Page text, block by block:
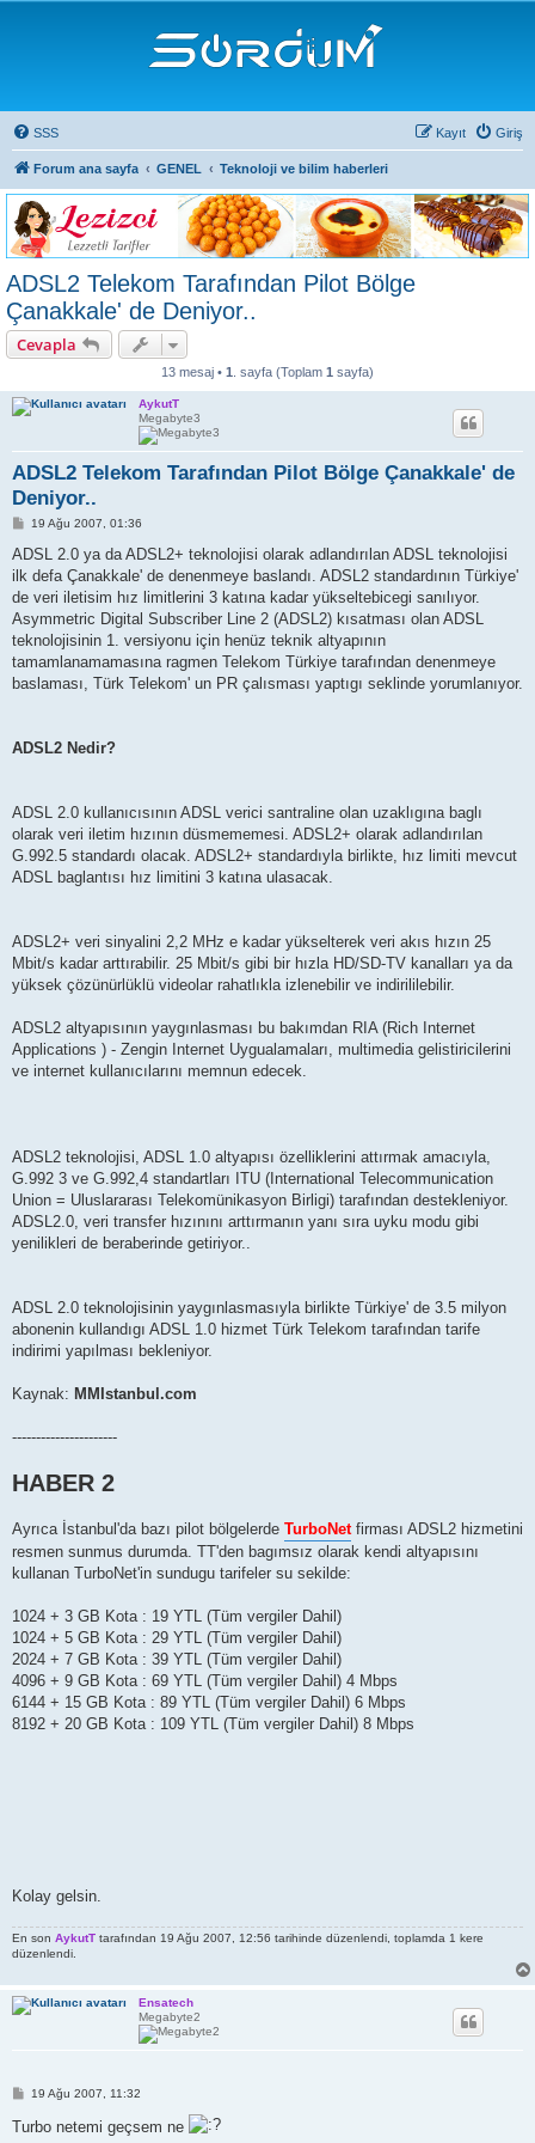
SSS Giriş
Kayıt
Forum ana sayfa GENEL Teknoloji ve bilim haberleri
ADSL2 Telekom Tarafından Pilot Bölge
Çanakkale' de Deniyor..
Cevapla
13 mesaj • 1 . sayfa (Toplam 1 sayfa)
AykutT
Megabyte3
ADSL2 Telekom Tarafından Pilot Bölge Çanakkale' de
Deniyor..
M
s
j
19 Ağu 2007, 01:36
ADSL 2.0 ya da ADSL2+ teknolojisi olarak adlandırılan ADSL teknolojisi
ilk defa Çanakkale' de denenmeye baslandı. ADSL2 standardının Türkiye'
de veri iletisim hız limitlerini 3 katına kadar yükseltebicegi sanılıyor.
Asymmetric Digital Subscriber Line 2 (ADSL2) kısatması olan ADSL
teknolojisinin 1. versiyonu için henüz teknik altyapının
tamamlanamamasına ragmen Telekom Türkiye tarafından denenmeye
baslaması, Türk Telekom' un PR çalısması yaptıgı seklinde yorumlanıyor.
ADSL2 Nedir?
ADSL 2.0 kullanıcısının ADSL verici santraline olan uzaklıgına baglı
olarak veri iletim hızının düsmememesi. ADSL2+ olarak adlandırılan
G.992.5 standardı olacak. ADSL2+ standardıyla birlikte, hız limiti mevcut
ADSL baglantısı hız limitini 3 katına ulasacak.
ADSL2+ veri sinyalini 2,2 MHz e kadar yükselterek veri akıs hızın 25
Mbit/s kadar arttırabilir. 25 Mbit/s gibi bir hızla HD/SD-TV kanalları ya da
yüksek çözünürlüklü videolar rahatlıkla izlenebilir ve indirililebilir.
ADSL2 altyapısının yaygınlasması bu bakımdan RIA (Rich Internet
Applications ) - Zengin Internet Uygualamaları, multimedia gelistiricilerini
ve internet kullanıcılarını memnun edecek.
ADSL2 teknolojisi, ADSL 1.0 altyapısı özelliklerini attırmak amacıyla,
G.992 3 ve G.992,4 standartları ITU (International Telecommunication
Union = Uluslararası Telekomünikasyon Birligi) tarafından destekleniyor.
ADSL2.0, veri transfer hızınını arttırmanın yanı sıra uyku modu gibi
yenilikleri de beraberinde getiriyor..
ADSL 2.0 teknolojisinin yaygınlasmasıyla birlikte Türkiye' de 3.5 milyon
abonenin kullandıgı ADSL 1.0 hizmet Türk Telekom tarafından tarife
indirimi yapılması bekleniyor.
Kaynak: MMIstanbul.com
----------------------
HABER 2
Ayrıca İstanbul'da bazı pilot bölgelerde TurboNetfirması ADSL2 hizmetini
resmen sunmus durumda. TT'den bagımsız olarak kendi altyapısını
kullanan TurboNet'in sundugu tarifeler su sekilde:
1024 + 3 GB Kota : 19 YTL (Tüm vergiler Dahil)
1024 + 5 GB Kota : 29 YTL (Tüm vergiler Dahil)
2024 + 7 GB Kota : 39 YTL (Tüm vergiler Dahil)
4096 + 9 GB Kota : 69 YTL (Tüm vergiler Dahil) 4 Mbps
6144 + 15 GB Kota : 89 YTL (Tüm vergiler Dahil) 6 Mbps
8192 + 20 GB Kota : 109 YTL (Tüm vergiler Dahil) 8 Mbps
Kolay gelsin.
En son AykutT tarafından 19 Ağu 2007, 12:56 tarihinde düzenlendi, toplamda 1 kere
düzenlendi.
Ensatech
Megabyte2
M
a
19 Ağu 2007, 11:32
Turbo netemi geçsem ne